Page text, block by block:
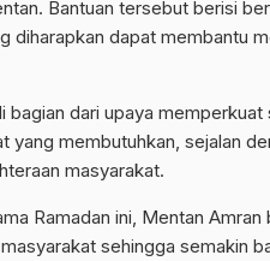
Bantuan tersebut berisi
diharapkan dapat membantu
bagian dari upaya
yang membutuhkan, sejalan
masyarakat.
Ramadan ini, Mentan
sehingga semakin